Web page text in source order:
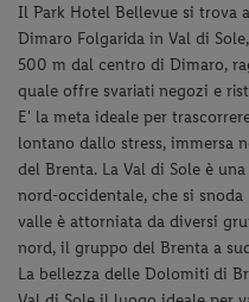
Il Park Hotel Bellevue si trova
Dimaro Folgarida in Val di
500 m dal centro di Dimaro,
quale offre svariati negozi e
E' la meta ideale per
lontano dallo stress, immersa
del Brenta. La Val di Sole è
nord-occidentale, che si
valle è attorniata da diversi
nord, il gruppo del Brenta a
La bellezza delle Dolomiti di